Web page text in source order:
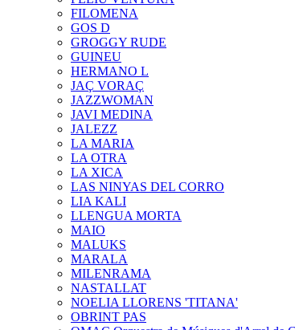
FILOMENA
GOS D
GROGGY RUDE
GUINEU
HERMANO L
JAÇ VORAÇ
JAZZWOMAN
JAVI MEDINA
JALEZZ
LA MARIA
LA OTRA
LA XICA
LAS NINYAS DEL CORRO
LIA KALI
LLENGUA MORTA
MAIO
MALUKS
MARALA
MILENRAMA
NASTALLAT
NOELIA LLORENS 'TITANA'
OBRINT PAS